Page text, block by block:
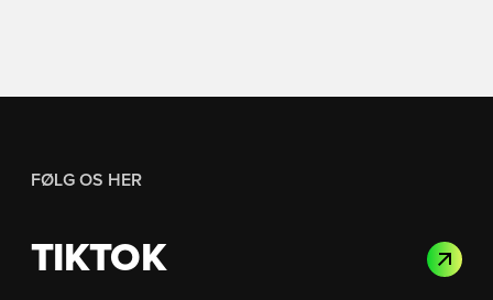
FØLG OS HER
TIKTOK